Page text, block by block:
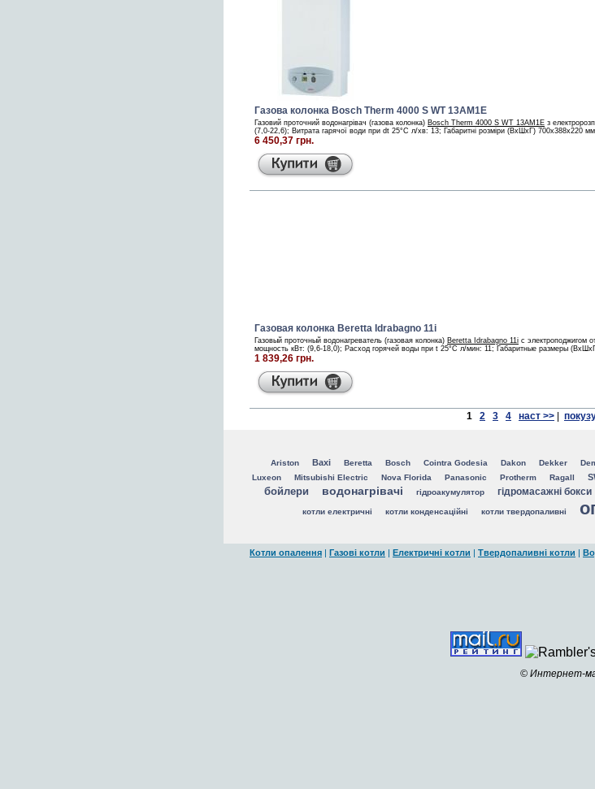
Газова колонка Bosch Therm 4000 S WT 13AM1E
Газовий проточний водонагрівач (газова колонка) Bosch Therm 4000 S WT 13AM1E з
(7,0-22,6); Витрата гарячої води при dt 25°С л/хв: 13; Габаритні розміри (ВхШхГ) 700x388x220
6 450,37 грн.
Газовая колонка Beretta Idrabagno 11i
Газовый проточный водонагреватель (газовая колонка) Beretta Idrabagno 11i с электроподжигом
мощность кВт: (9,6-18,0); Расход горячей воды при t 25°С л/мин: 11; Габаритные размеры
1 839,26 грн.
1 2 3 4 наст >>
Ariston Baxi Beretta Bosch Cointra Godesia Dakon Dekker
Luxeon
Mitsubishi Electric Nova Florida Panasonic Protherm Ragall
бойлери водонагрівачі гідроакумулятор гідромасажні бокси
котли електричні котли конденсаційні котли твердопаливні
Котли опалення | Газові котли | Електричні котли | Твердопаливні котли |
© Интернет-